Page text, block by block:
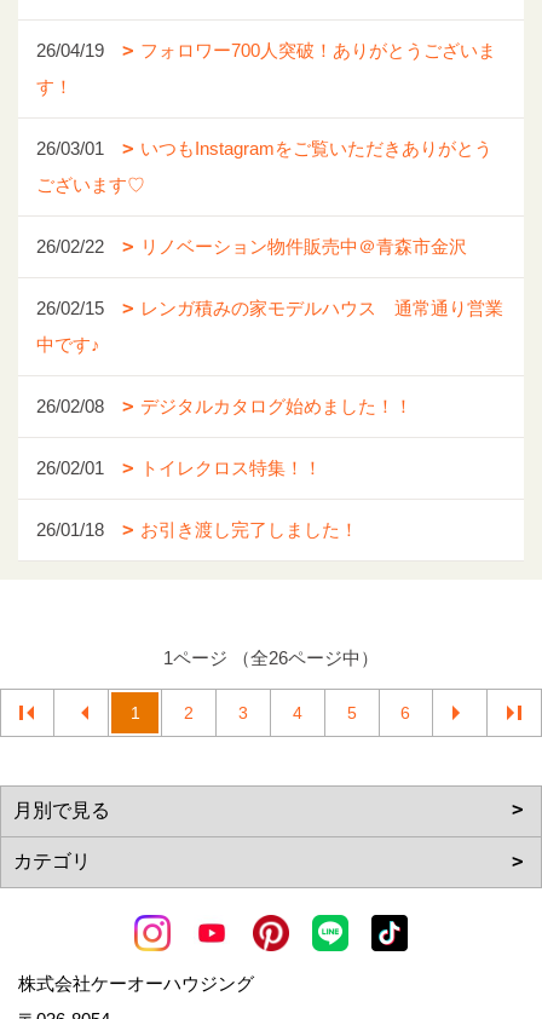
26/04/19
フォロワー700人突破！ありがとうございま
す！
26/03/01
いつもInstagramをご覧いただきありがとう
ございます♡
26/02/22 リノベーション物件販売中＠青森市金沢
26/02/15
レンガ積みの家モデルハウス 通常通り営業
中です♪
26/02/08 デジタルカタログ始めました！！
26/02/01 トイレクロス特集！！
26/01/18 お引き渡し完了しました！
1ページ （全26ページ中）
1 2 3 4 5 6
株式会社ケーオーハウジング